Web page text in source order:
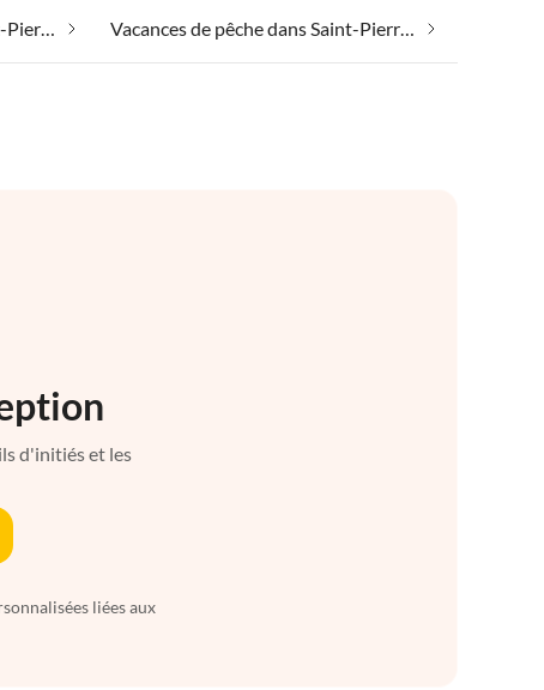
Spa santé et beauté dans Saint-Pierre-Quiberon Vacances de pêche dans Saint-Pierre-Quiberon
d'initiés et les
liées aux